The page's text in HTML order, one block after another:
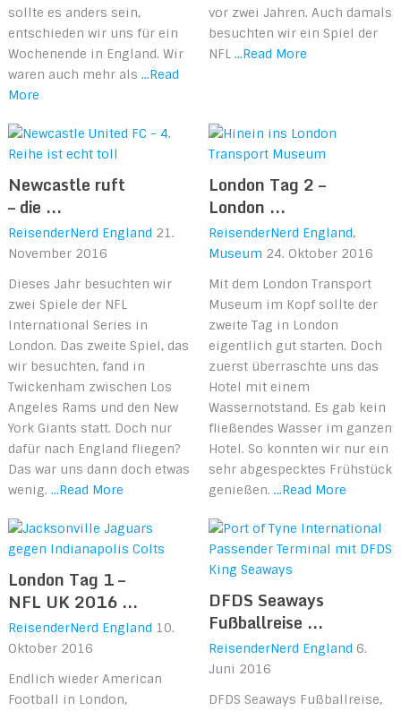
sollte es anders sein,
entschieden wir uns für ein
Wochenende in England. Wir
waren auch mehr als ...Read
More
vor zwei Jahren. Auch damals
besuchten wir ein Spiel der
NFL ...Read More
Newcastle ruft
– die ...
ReisenderNerd England 21.
November 2016
Dieses Jahr besuchten wir
zwei Spiele der NFL
International Series in
London. Das zweite Spiel, das
wir besuchten, fand in
Twickenham zwischen Los
Angeles Rams und den New
York Giants statt. Doch nur
dafür nach England fliegen?
Das war uns dann doch etwas
wenig. ...Read More
London Tag 2 –
London ...
ReisenderNerd England,
Museum 24. Oktober 2016
Mit dem London Transport
Museum im Kopf sollte der
zweite Tag in London
eigentlich gut starten. Doch
zuerst überraschte uns das
Hotel mit einem
Wassernotstand. Es gab kein
fließendes Wasser im ganzen
Hotel. So konnten wir nur ein
sehr abgespecktes Frühstück
genießen. ...Read More
London Tag 1 –
NFL UK 2016 ...
ReisenderNerd England 10.
Oktober 2016
Endlich wieder American
Football in London,
DFDS Seaways
Fußballreise ...
ReisenderNerd England 6.
Juni 2016
DFDS Seaways Fußballreise,